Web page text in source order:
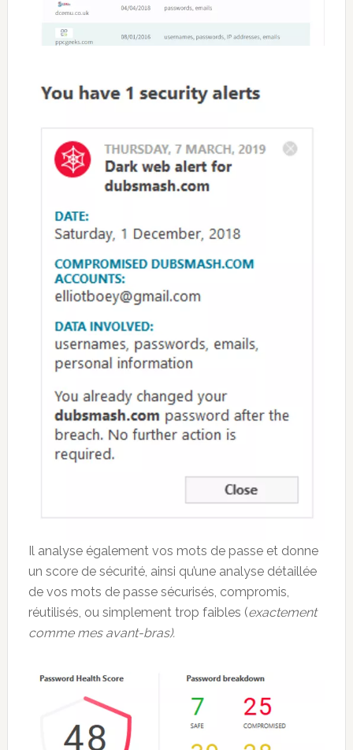
Il analyse également vos mots de passe et donne
un score de sécurité, ainsi qu’une analyse détaillée
de vos mots de passe sécurisés, compromis,
réutilisés, ou simplement trop faibles (exactement
comme mes avant-bras).